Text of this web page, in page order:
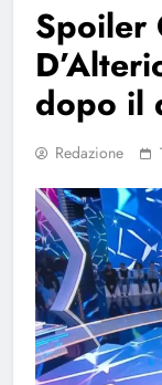
Spoiler
dopo il
Redazione